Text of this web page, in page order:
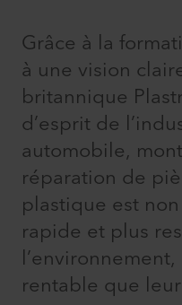
Grâce à la
à une vision
britannique
d’esprit de
automobile,
réparation de
plastique est
rapide et plus
rentable que